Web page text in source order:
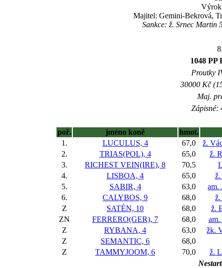
Majitel: Gemini-Bekrová,
Sankce: ž. Srnec Martin
1048 PP
Proutky
30000 Kč
Maj.
Zápisné:
poř. jméno koně
hmot.
1.
LUCULUS, 4 67,0
ž.
2.
TRIAS(POL), 4 65,0
ž.
3.
RICHEST VEIN(IRE), 8 70,5
4.
LISBOA, 4 65,0
ž.
5.
SABIR, 4 63,0
am.
6.
CALYBOS, 9 68,0
ž.
Z
SATÉN, 10 68,0
ž.
ZN
FERRERO(GER), 7 68,0
Z
RYBANA, 4 63,0
žk.
Z
SEMANTIC, 6
68,0
Z
TAMMYJOOM, 6 70,0
ž.